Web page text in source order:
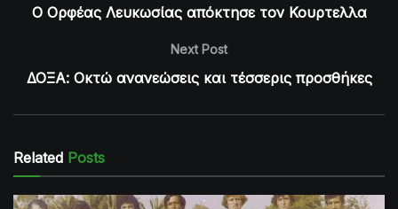
Ο Ορφέας Λευκωσίας απόκτησε τον Κουρτελλα
Next Post
ΔΟΞΑ: Οκτώ ανανεώσεις και τέσσερις προσθήκες
Related Posts